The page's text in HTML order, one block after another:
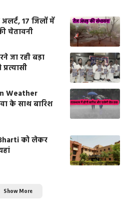
17 जिलों में
चेतावनी
जा रही बड़ा
Weather
के साथ बारिश
को लेकर
Show More